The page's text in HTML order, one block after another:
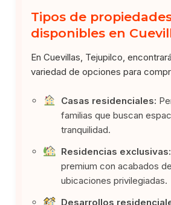
Tipos de
disponibles en
En Cuevillas, Tejupilco,
variedad de opciones para
Casas residenciales:
familias que buscan
tranquilidad.
Residencias exclusivas:
premium con acabados
ubicaciones privilegiadas.
Desarrollos